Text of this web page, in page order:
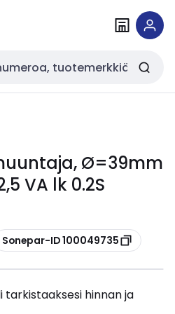
Ø=39mm
VA lk 0.2S
Sonepar-ID 100049735
tarkistaaksesi hinnan ja